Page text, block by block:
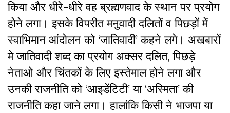
किया और धीरे-धीरे वह ब्रह्मणवाद के स्थान पर प्रयोग
होने लगा। इसके विपरीत मनुवादी दलितों व पिछड़ों में
स्वाभिमान आंदोलन को ‘जातिवादी’ कहने लगे। अखबारों
मे जातिवादी शब्द का प्रयोग अक्सर दलित, पिछड़े
नेताओ और चिंतकों के लिए इस्तेमाल होने लगा और
उनकी राजनीति को ‘आइडेंटिटी’ या ‘अस्मिता’ की
राजनीति कहा जाने लगा। हालांकि किसी ने भाजपा या